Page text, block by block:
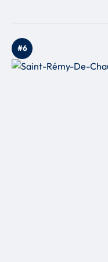
#6